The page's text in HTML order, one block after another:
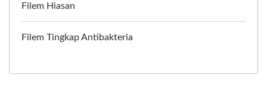
Filem Hiasan
Filem Tingkap Antibakteria